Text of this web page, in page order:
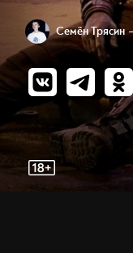
Семён Трясин